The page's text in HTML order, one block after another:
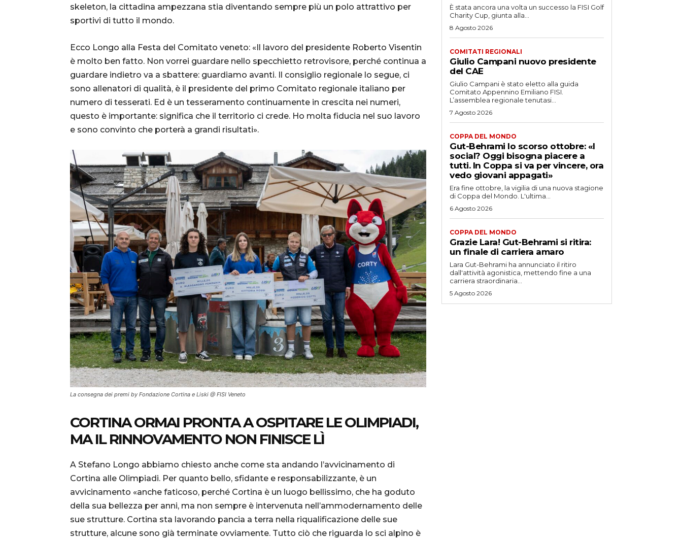
skeleton, la cittadina ampezzana stia diventando sempre più un polo attrattivo per
sportivi di tutto il mondo.
Ecco Longo alla Festa del Comitato veneto: «Il lavoro del presidente Roberto Visentin
è molto ben fatto. Non vorrei guardare nello specchietto retrovisore, perché continua a
guardare indietro va a sbattere: guardiamo avanti. Il consiglio regionale lo segue, ci
sono allenatori di qualità, è il presidente del primo Comitato regionale italiano per
numero di tesserati. Ed è un tesseramento continuamente in crescita nei numeri,
questo è importante: significa che il territorio ci crede. Ho molta fiducia nel suo lavoro
e sono convinto che porterà a grandi risultati».
La consegna dei premi by Fondazione Cortina e Liski @ FISI Veneto
CORTINA ORMAI PRONTA A OSPITARE LE OLIMPIADI,
MA IL RINNOVAMENTO NON FINISCE LÌ
A Stefano Longo abbiamo chiesto anche come sta andando l’avvicinamento di
Cortina alle Olimpiadi. Per quanto bello, sfidante e responsabilizzante, è un
avvicinamento «anche faticoso, perché Cortina è un luogo bellissimo, che ha goduto
della sua bellezza per anni, ma non sempre è intervenuta nell’ammodernamento delle
sue strutture. Cortina sta lavorando pancia a terra nella riqualificazione delle sue
strutture, alcune sono già terminate ovviamente. Tutto ciò che riguarda lo sci alpino è
È stata ancora una volta un successo la FISI Golf
Charity Cup, giunta alla...
8 Agosto 2026
COMITATI REGIONALI
Giulio Campani nuovo presidente
del CAE
Giulio Campani è stato eletto alla guida
Comitato Appennino Emiliano FISI.
L’assemblea regionale tenutasi...
7 Agosto 2026
COPPA DEL MONDO
Gut-Behrami lo scorso ottobre: «I
social? Oggi bisogna piacere a
tutti. In Coppa si va per vincere, ora
vedo giovani appagati»
Era fine ottobre, la vigilia di una nuova stagione
di Coppa del Mondo. L'ultima...
6 Agosto 2026
COPPA DEL MONDO
Grazie Lara! Gut-Behrami si ritira:
un finale di carriera amaro
Lara Gut-Behrami ha annunciato il ritiro
dall'attività agonistica, mettendo fine a una
carriera straordinaria...
5 Agosto 2026